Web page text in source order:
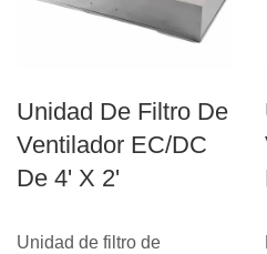
Unidad De Filtro De
Ventilador EC/DC
De 4' X 2'
Unidad de filtro de